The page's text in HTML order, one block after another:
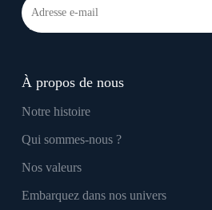
À propos de nous
Notre histoire
Qui sommes-nous ?
Nos valeurs
Embarquez dans nos univers